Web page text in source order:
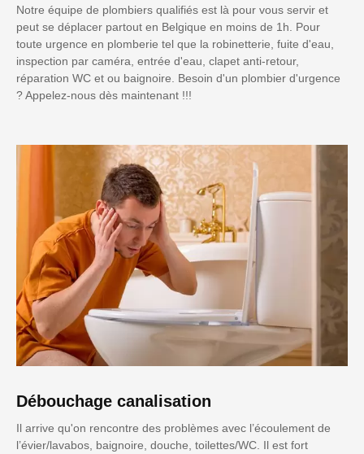
Notre équipe de plombiers qualifiés est là pour vous servir et
peut se déplacer partout en Belgique en moins de 1h. Pour
toute urgence en plomberie tel que la robinetterie, fuite d'eau,
inspection par caméra, entrée d'eau, clapet anti-retour,
réparation WC et ou baignoire. Besoin d'un plombier d'urgence
? Appelez-nous dès maintenant !!!
Débouchage canalisation
Il arrive qu'on rencontre des problèmes avec l’écoulement de
l’évier/lavabos, baignoire, douche, toilettes/WC. Il est fort